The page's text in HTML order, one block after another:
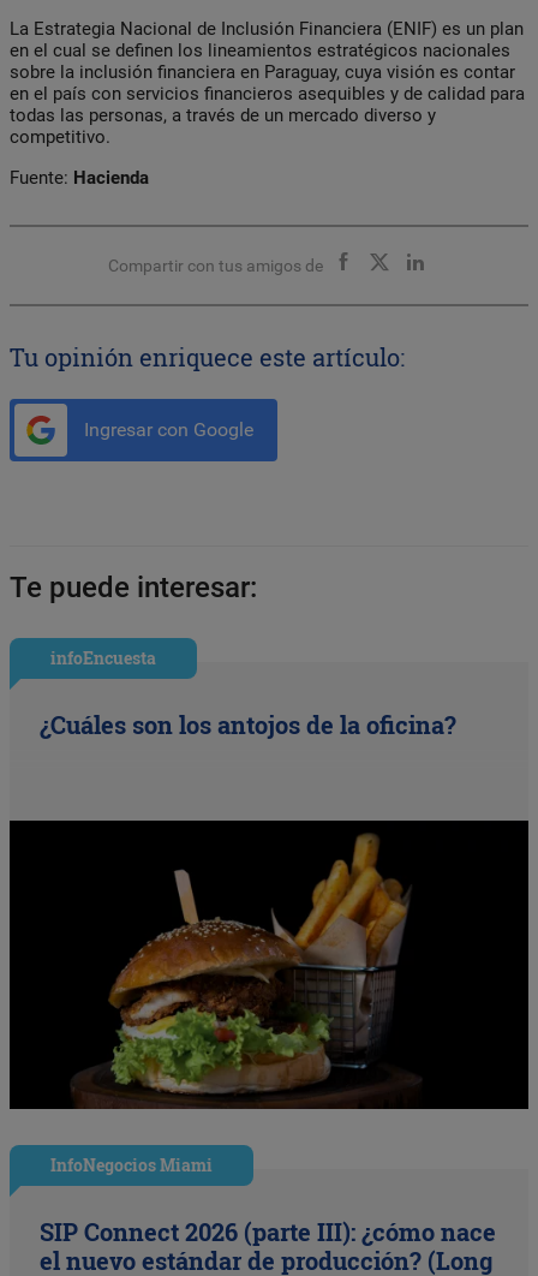
La Estrategia Nacional de Inclusión Financiera (ENIF) es un plan
en el cual se definen los lineamientos estratégicos nacionales
sobre la inclusión financiera en Paraguay, cuya visión es contar
en el país con servicios financieros asequibles y de calidad para
todas las personas, a través de un mercado diverso y
competitivo.
Fuente: Hacienda
Compartir con tus amigos de
Tu opinión enriquece este artículo:
Ingresar con Google
Te puede interesar:
infoEncuesta
¿Cuáles son los antojos de la oficina?
InfoNegocios Miami
SIP Connect 2026 (parte III): ¿cómo nace
el nuevo estándar de producción? (Long